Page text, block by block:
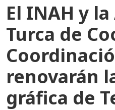
El INAH y
Turca de
renovarán
gráfica de